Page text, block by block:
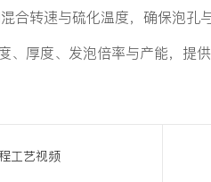
合转速与硫化温度，确保泡孔
、厚度、发泡倍率与产能，提
工艺视频